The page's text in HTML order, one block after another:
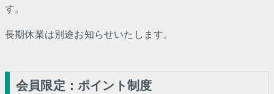
す。
長期休業は別途お知らせいたします。
会員限定：ポイント制度